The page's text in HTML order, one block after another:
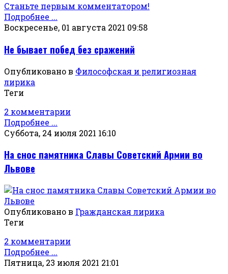
Станьте первым комментатором!
Подробнее ...
Воскресенье, 01 августа 2021 09:58
Не бывает побед без сражений
Опубликовано в Философская и религиозная
лирика
Теги
2 комментарии
Подробнее ...
Суббота, 24 июля 2021 16:10
На снос памятника Славы Советский Армии во
Львове
Опубликовано в Гражданская лирика
Теги
2 комментарии
Подробнее ...
Пятница, 23 июля 2021 21:01